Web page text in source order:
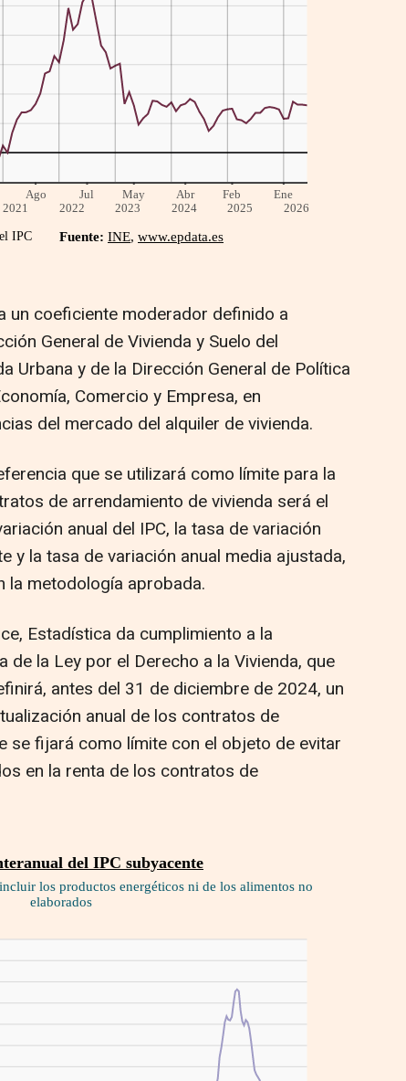
un coeficiente moderador definido a
General de Vivienda y Suelo del
Urbana y de la Dirección General de Política
Comercio y Empresa, en
del mercado del alquiler de vivienda.
que se utilizará como límite para la
de arrendamiento de vivienda será el
anual del IPC, la tasa de variación
y la tasa de variación anual media ajustada,
la metodología aprobada.
Estadística da cumplimiento a la
la Ley por el Derecho a la Vivienda, que
antes del 31 de diciembre de 2024, un
anual de los contratos de
se fijará como límite con el objeto de evitar
en la renta de los contratos de